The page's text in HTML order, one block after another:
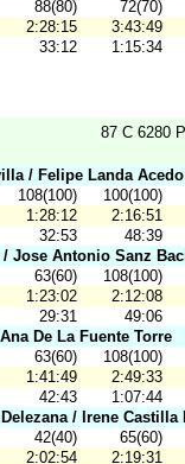
88(80)
72(70)
2:28:15
3:43:49
33:12 1:15:34
87 C 6280
/ Felipe Landa Acedo
108(100)
100(100)
1:28:12
2:16:51
32:53
48:39
Jose Antonio Sanz
63(60)
108(100)
1:23:02
2:12:08
29:31
49:06
De La Fuente Torre
63(60)
108(100)
1:41:49
2:49:33
42:43
1:07:44
/ Irene Castilla
42(40)
65(60)
2:02:54
2:19:31